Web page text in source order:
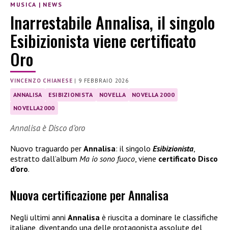
MUSICA | NEWS
Inarrestabile Annalisa, il singolo
Esibizionista viene certificato
Oro
VINCENZO CHIANESE | 9 FEBBRAIO 2026
ANNALISA ESIBIZIONISTA NOVELLA
NOVELLA 2000
NOVELLA2000
Annalisa è Disco d’oro
Nuovo traguardo per Annalisa: il singolo Esibizionista,
estratto dall’album Ma io sono fuoco, viene certificato Disco
d’oro.
Nuova certificazione per Annalisa
Negli ultimi anni Annalisa è riuscita a dominare le classifiche
italiane, diventando una delle protagonista assolute del